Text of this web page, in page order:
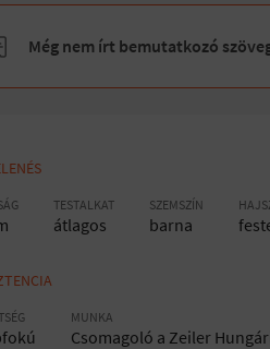
Még nem írt bemutatkozó
TESTALKAT
átlagos
SZEMSZÍN
barna
MUNKA
Csomagoló a Zeiler